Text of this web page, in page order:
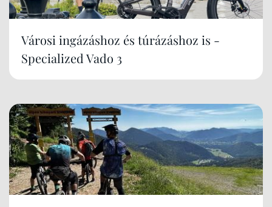
Városi ingázáshoz és túrázáshoz is -
Specialized Vado 3